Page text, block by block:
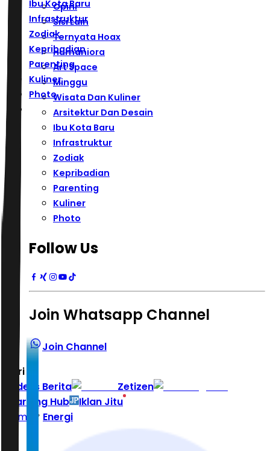
Ibu Kota Baru
Infrastruktur
Zodiak
Kepribadian
Parenting
Kuliner
Photo
Opini
Sisi Lain
Ternyata Hoax
Humaniora
Art Space
Minggu
Wisata Dan Kuliner
Arsitektur Dan Desain
Ibu Kota Baru
Infrastruktur
Zodiak
Kepribadian
Parenting
Kuliner
Photo
Follow Us
Join Whatsapp Channel
Join Channel
Hari ini
Indeks Berita
Zetizen
Learning Hub
Iklan Jitu
Home
Energi